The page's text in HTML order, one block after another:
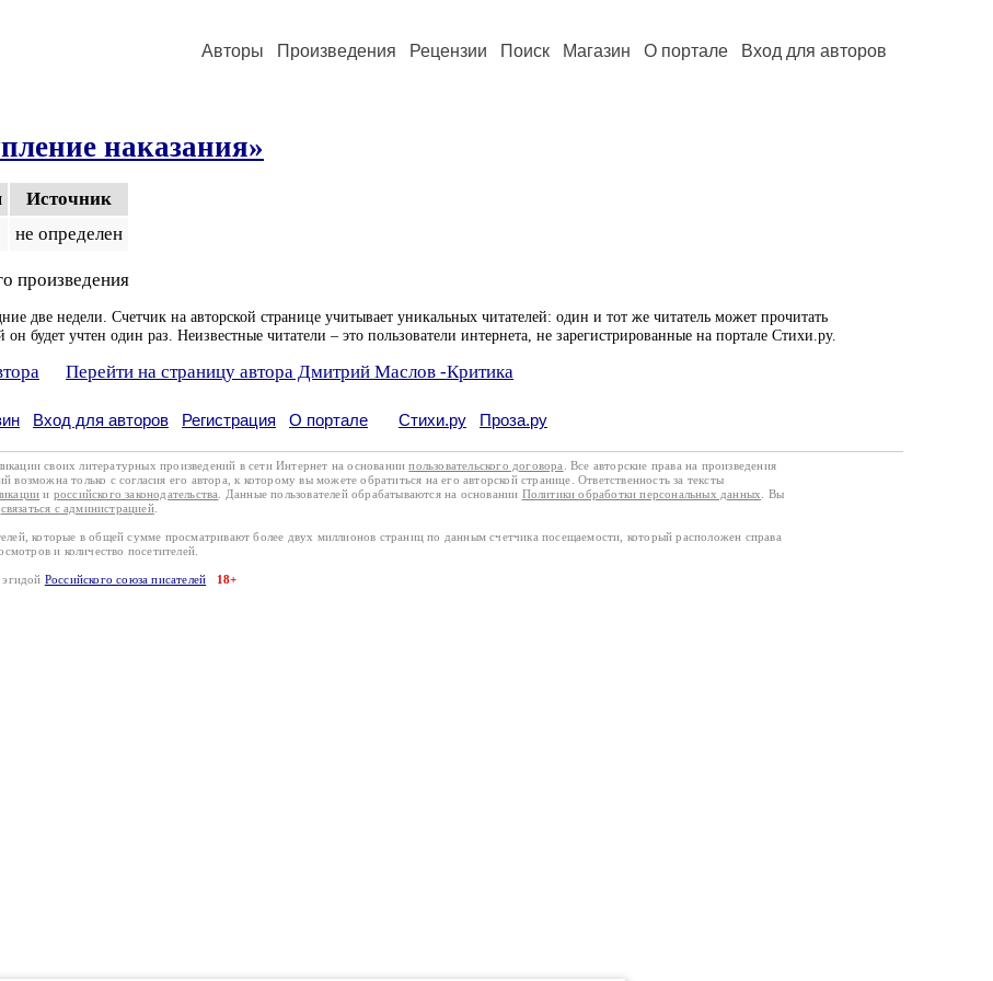
Авторы Произведения Рецензии Поиск Магазин О портале Вход для авторов
наказания»
Источник
не определен
произведения
две недели. Счетчик на авторской странице учитывает уникальных читателей: один и тот же читатель может прочитать
будет учтен один раз. Неизвестные читатели – это пользователи интернета, не зарегистрированные на портале Стихи.ру.
Перейти на страницу автора Дмитрий Маслов -Критика
Вход для авторов Регистрация О портале Стихи.ру Проза.ру
своих литературных произведений в сети Интернет на основаниипользовательского договора
. Все авторские права на произведения
возможна только с согласия его автора, к которому вы можете обратиться на его авторской странице. Ответственность за тексты
и российского законодательства . Данные пользователей обрабатываются на основании Политики обработки персональных данных
. Вы
связаться с администрацией.
которые в общей сумме просматривают более двух миллионов страниц по данным счетчика посещаемости, который расположен справа
и количество посетителей.
Российского союза писателей 18+